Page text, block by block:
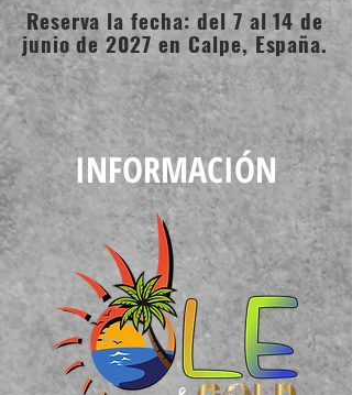
Reserva la fecha: del 7 al 14 de
junio de 2027 en Calpe, España.
INFORMACIÓN